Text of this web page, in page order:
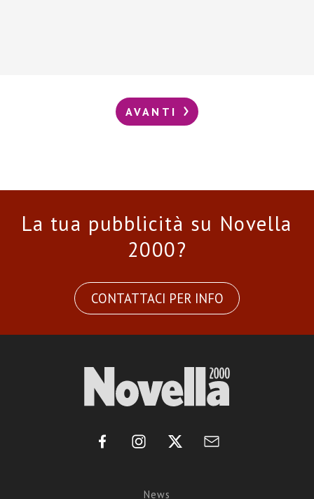
AVANTI
La tua pubblicità su Novella
2000?
CONTATTACI PER INFO
News